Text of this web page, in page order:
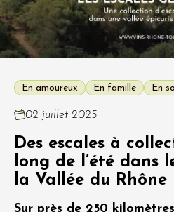
En amoureux En famille En
02 juillet 2025
Des escales à
long de l’été dans
la Vallée du Rhône
Sur près de 250